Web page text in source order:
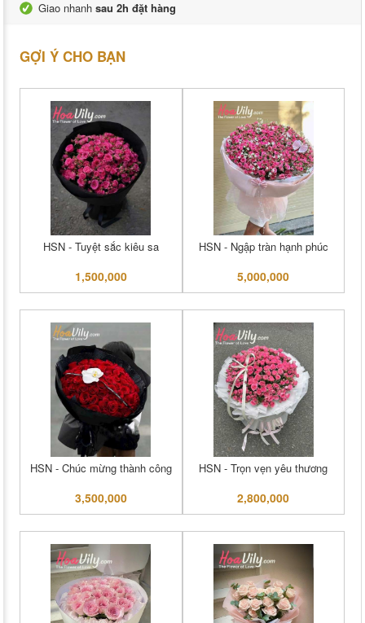
Giao nhanh sau 2h đặt hàng
GỢI Ý CHO BẠN
HSN - Tuyệt sắc kiêu sa
1,500,000
HSN - Ngập tràn hạnh phúc
5,000,000
HSN - Chúc mừng thành công
3,500,000
HSN - Trọn vẹn yêu thương
2,800,000